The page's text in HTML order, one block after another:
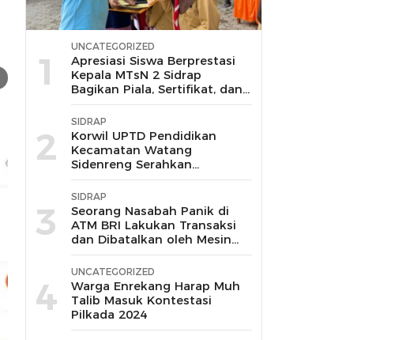
1
UNCATEGORIZED
Apresiasi Siswa Berprestasi
Kepala MTsN 2 Sidrap
Bagikan Piala, Sertifikat, dan
Uang Pembinaan
2
SIDRAP
Korwil UPTD Pendidikan
Kecamatan Watang
Sidenreng Serahkan
Langsung Bantuan pada
Korban Kebakaran di Wala
Sidrap
3
SIDRAP
Seorang Nasabah Panik di
ATM BRI Lakukan Transaksi
dan Dibatalkan oleh Mesin
Tanpa Keluar Uang
4
UNCATEGORIZED
Warga Enrekang Harap Muh
Talib Masuk Kontestasi
Pilkada 2024